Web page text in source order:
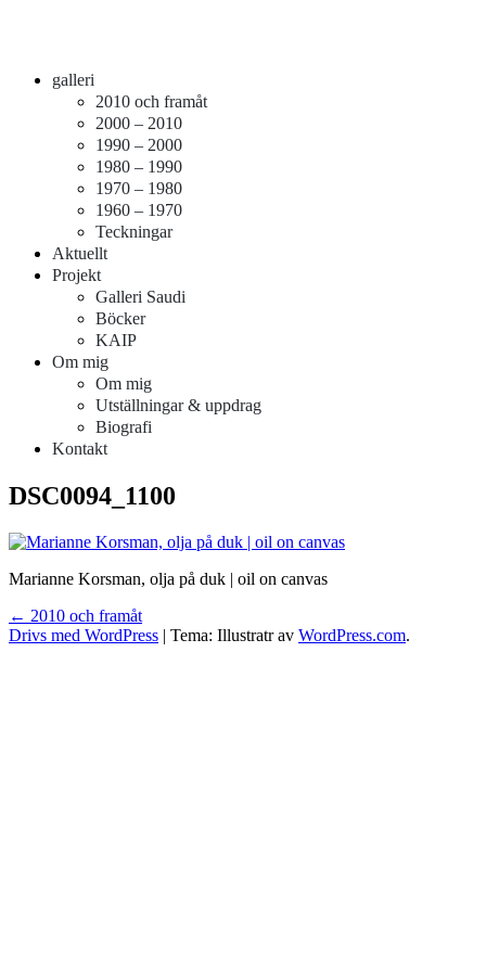
mariannekorsman.se
Måleri och galleri
Meny
Hoppagalleri
2010 och framåt
2000 – 2010
1990 – 2000
1980 – 1990
1970 – 1980
1960 – 1970
Teckningar
Aktuellt
Projekt
Galleri Saudi
Böcker
KAIP
Om mig
Om mig
Utställningar & uppdrag
Biografi
Kontakt
DSC0094_1100
Marianne Korsman, olja på duk | oil on canvas
Inläggsnavigering
← 2010 och framåt
Drivs med WordPress | Tema: Illustratr av WordPress.com.